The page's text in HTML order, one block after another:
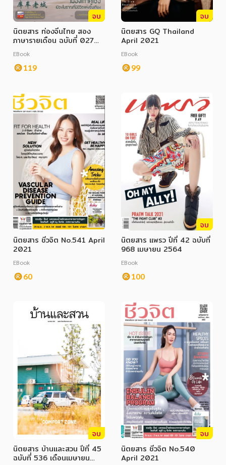
จบ
นิตยสาร ท่องจีนไทย สอง
ภาษารายเดือน ฉบับที่ 027
เมษายน 2564
EBook
119
จบ
นิตยสาร GQ Thailand
April 2021
EBook
99
นิตยสาร ชีวจิต No.541 April
2021
EBook
60
จบ
นิตยสาร แพรว ปีที่ 42 ฉบับที่
968 เมษายน 2564
EBook
100
จบ
นิตยสาร บ้านและสวน ปีที่ 45
ฉบับที่ 536 เดือนเมษายน
จบ
นิตยสาร ชีวจิต No.540
April 2021